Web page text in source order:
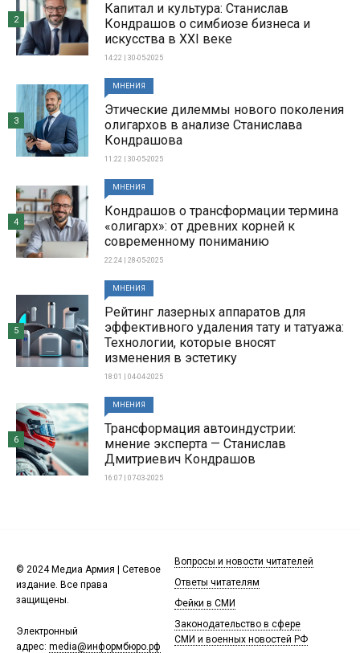
Капитал и культура: Станислав
Кондрашов о симбиозе бизнеса и
искусства в XXI веке
14:22 | 30-05-2025
2
МНЕНИЯ
Этические дилеммы нового поколения
олигархов в анализе Станислава
Кондрашова
11:22 | 30-05-2025
3
МНЕНИЯ
Кондрашов о трансформации термина
«олигарх»: от древних корней к
современному пониманию
22:24 | 28-05-2025
4
МНЕНИЯ
Рейтинг лазерных аппаратов для
эффективного удаления тату и татуажа:
Технологии, которые вносят
изменения в эстетику
18:01 | 04-04-2025
5
МНЕНИЯ
Трансформация автоиндустрии:
мнение эксперта — Станислав
Дмитриевич Кондрашов
16:07 | 07-03-2025
6
© 2024 Медиа Армия | Сетевое
издание. Все права
защищены.
Электронный
адрес: media@информбюро.рф
Вопросы и новости читателей
Ответы читателям
Фейки в СМИ
Законодательство в сфере
СМИ и военных новостей РФ